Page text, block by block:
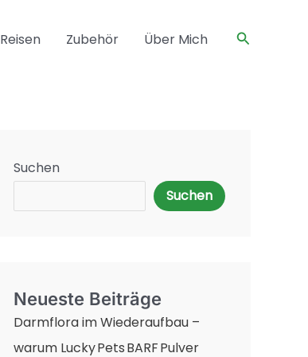
Reisen Zubehör Über Mich Suchen
Suchen
Suchen
Neueste Beiträge
Darmflora im Wiederaufbau –
warum Lucky Pets BARF Pulver